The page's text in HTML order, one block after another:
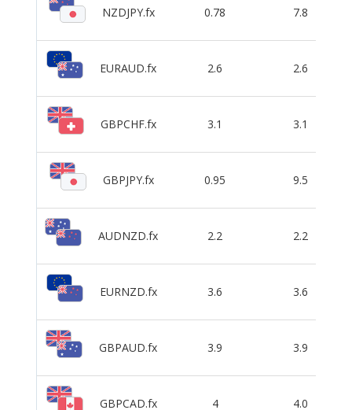
NZDJPY.fx 0.78 7.8
EURAUD.fx 2.6 2.6
GBPCHF.fx 3.1 3.1
GBPJPY.fx 0.95 9.5
AUDNZD.fx 2.2 2.2
EURNZD.fx 3.6 3.6
GBPAUD.fx 3.9 3.9
GBPCAD.fx 4 4.0